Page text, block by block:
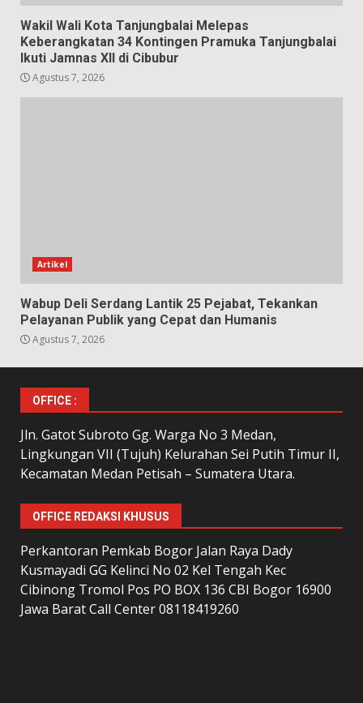
Wakil Wali Kota Tanjungbalai Melepas
Keberangkatan 34 Kontingen Pramuka Tanjungbalai
Ikuti Jamnas XII di Cibubur
Agustus 7, 2026
Artikel
Wabup Deli Serdang Lantik 25 Pejabat, Tekankan
Pelayanan Publik yang Cepat dan Humanis
Agustus 7, 2026
OFFICE :
Jln. Gatot Subroto Gg. Warga No 3 Medan,
Lingkungan VII (Tujuh) Kelurahan Sei Putih Timur II,
Kecamatan Medan Petisah – Sumatera Utara.
OFFICE REDAKSI KHUSUS
Perkantoran Pemkab Bogor Jalan Raya Dady
Kusmayadi GG Kelinci No 02 Kel Tengah Kec
Cibinong Tromol Pos PO BOX 136 CBI Bogor 16900
Jawa Barat Call Center 08118419260